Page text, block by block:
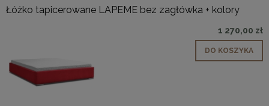
Łóżko tapicerowane LAPEME bez zagłówka + kolory
1 270,00 zł
DO KOSZYKA